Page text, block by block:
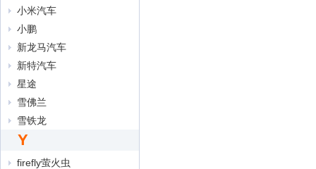
小米汽车
小鹏
新龙马汽车
新特汽车
星途
雪佛兰
雪铁龙
Y
firefly萤火虫